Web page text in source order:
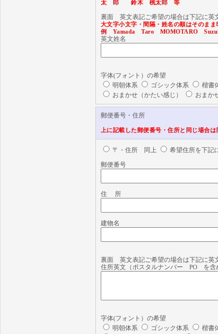
太 郎 鈴木 桃太郎 等
裏面 英文表記ご希望の場合は下記に英
大文字小文字・間隔・姓名の順はそのま
例 Yamada Taro MOMOTARO
英文姓名
字体(フォント）の希望
明朝体系
ゴシック体系
楷書
おまかせ（かたい感じ）
おまか
郵便番号・住所
上に記載した郵便番号・住所と同じ場合
〒・住所 同上 希望住所を下記
郵便番号
住 所
建物名
裏面 英文表記ご希望の場合は下記に英
住所英文（ポスタルナンバー PO を
字体(フォント）の希望
明朝体系
ゴシック体系
楷書